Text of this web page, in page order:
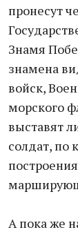
пронесут
Знамя
знамена
войск,
морского
выставят
солдат, по
А пока же